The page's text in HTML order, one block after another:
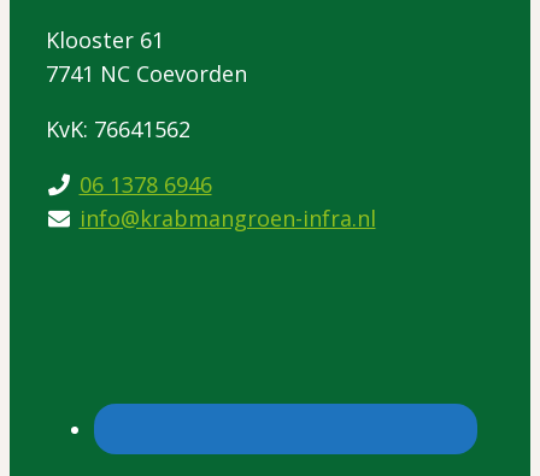
Klooster 61
7741 NC Coevorden
KvK: 76641562
06 1378 6946
info@krabmangroen-infra.nl